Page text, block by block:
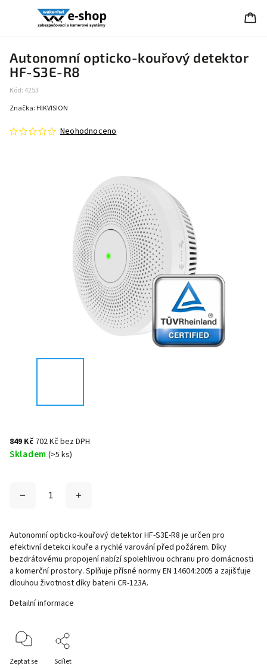
Autonomní opticko-kouřový detektor
HF-S3E-R8
Kód:4253
Neohodnoceno
Značka: HIKVISION
849 Kč 702 Kč bez DPH
Skladem (>5 ks)
Autonomní opticko-kouřový detektor HF-S3E-R8 je určen pro
efektivní detekci kouře a rychlé varování před požárem. Díky
bezdrátovému propojení nabízí spolehlivou ochranu pro domácnosti
a komerční prostory. Splňuje přísné normy EN 14604:2005 a zajišťuje
dlouhou životnost díky baterii CR-123A.
Detailní informace
Zeptat se Sdílet